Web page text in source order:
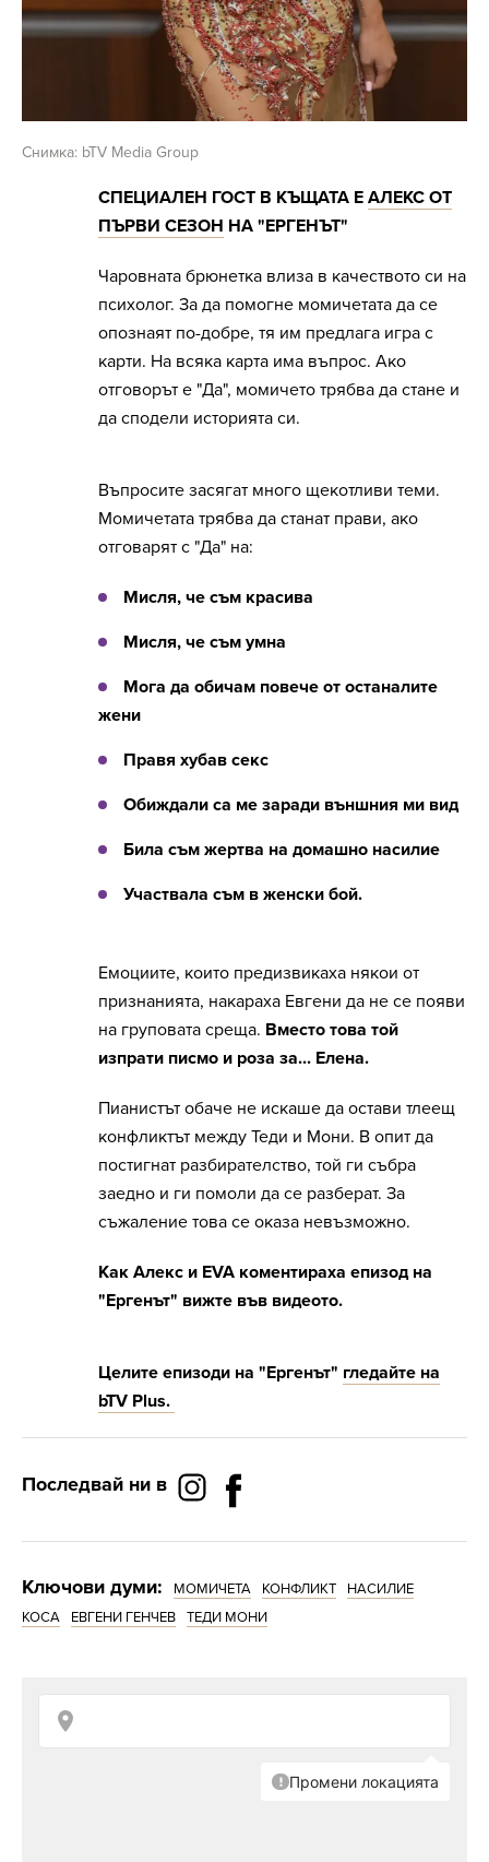
Снимка: bTV Media Group
СПЕЦИАЛЕН ГОСТ В КЪЩАТА Е АЛЕКС ОТ
ПЪРВИ СЕЗОН НА "ЕРГЕНЪТ"
Чаровната брюнетка влиза в качеството си на
психолог. За да помогне момичетата да се
опознаят по-добре, тя им предлага игра с
карти. На всяка карта има въпрос. Ако
отговорът е "Да", момичето трябва да стане и
да сподели историята си.
Въпросите засягат много щекотливи теми.
Момичетата трябва да станат прави, ако
отговарят с "Да" на:
Мисля, че съм красива
Мисля, че съм умна
Мога да обичам повече от останалите
жени
Правя хубав секс
Обиждали са ме заради външния ми вид
Била съм жертва на домашно насилие
Участвала съм в женски бой.
Емоциите, които предизвикаха някои от
признанията, накараха Евгени да не се появи
на груповата среща. Вместо това той
изпрати писмо и роза за... Елена.
Пианистът обаче не искаше да остави тлеещ
конфликтът между Теди и Мони. В опит да
постигнат разбирателство, той ги събра
заедно и ги помоли да се разберат. За
съжаление това се оказа невъзможно.
Как Алекс и EVA коментираха епизод на
"Ергенът" вижте във видеото.
Целите епизоди на "Ергенът" гледайте на
bTV Plus.
Последвай ни в
Ключови думи: МОМИЧЕТА КОНФЛИКТ
НАСИЛИЕ
КОСА
ЕВГЕНИ ГЕНЧЕВ ТЕДИ МОНИ